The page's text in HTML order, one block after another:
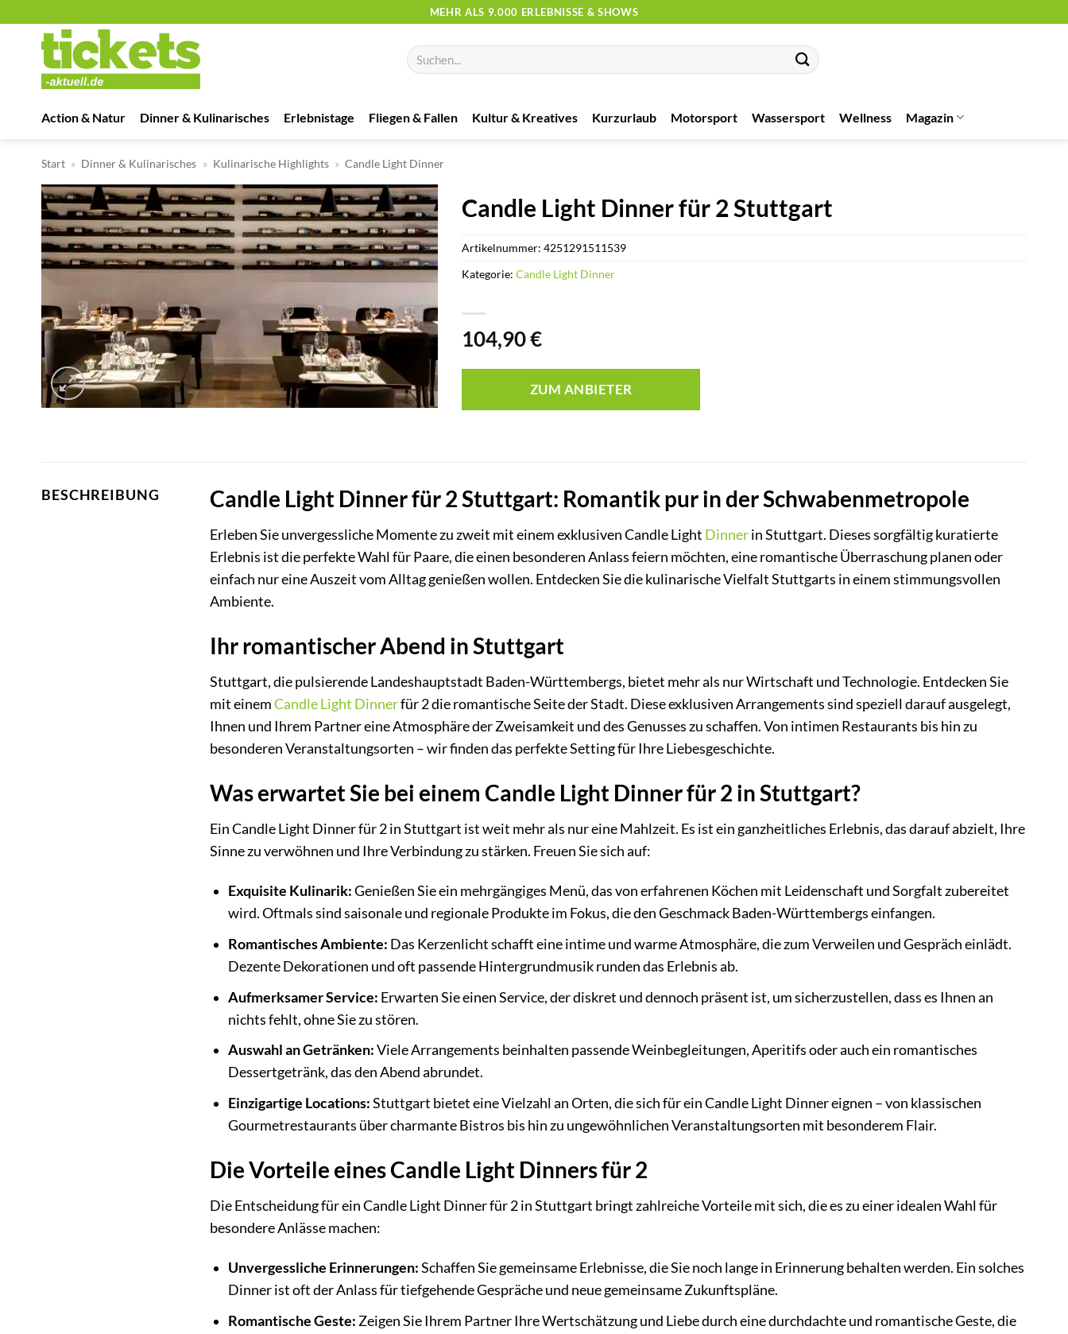
springen
MEHR ALS 9.000 ERLEBNISSE & SHOWS
Suchen
nach:
Action & Natur Dinner & Kulinarisches Erlebnistage Fliegen & Fallen Kultur & Kreatives Kurzurlaub Motorsport Wassersport Wellness Magazin
Start » Dinner & Kulinarisches » Kulinarische Highlights » Candle Light Dinner
Candle Light Dinner für 2 Stuttgart
104,90€
ZUM ANBIETER
Artikelnummer:4251291511539
Kategorie:Candle Light Dinner
BESCHREIBUNG Candle Light Dinner für 2 Stuttgart: Romantik pur in der Schwabenmetropole
Erleben Sie unvergessliche Momente zu zweit mit einem exklusiven Candle Light Dinnerin Stuttgart. Dieses sorgfältig kuratierte
Erlebnis ist die perfekte Wahl für Paare, die einen besonderen Anlass feiern möchten, eine romantische Überraschung planen oder
einfach nur eine Auszeit vom Alltag genießen wollen. Entdecken Sie die kulinarische Vielfalt Stuttgarts in einem stimmungsvollen
Ambiente.
Ihr romantischer Abend in Stuttgart
Stuttgart, die pulsierende Landeshauptstadt Baden-Württembergs, bietet mehr als nur Wirtschaft und Technologie. Entdecken Sie
mit einemCandle Light Dinnerfür 2 die romantische Seite der Stadt. Diese exklusiven Arrangements sind speziell darauf ausgelegt,
Ihnen und Ihrem Partner eine Atmosphäre der Zweisamkeit und des Genusses zu schaffen. Von intimen Restaurants bis hin zu
besonderen Veranstaltungsorten – wir finden das perfekte Setting für Ihre Liebesgeschichte.
Was erwartet Sie bei einem Candle Light Dinner für 2 in Stuttgart?
Ein Candle Light Dinner für 2 in Stuttgart ist weit mehr als nur eine Mahlzeit. Es ist ein ganzheitliches Erlebnis, das darauf abzielt, Ihre
Sinne zu verwöhnen und Ihre Verbindung zu stärken. Freuen Sie sich auf:
Exquisite Kulinarik:Genießen Sie ein mehrgängiges Menü, das von erfahrenen Köchen mit Leidenschaft und Sorgfalt zubereitet
wird. Oftmals sind saisonale und regionale Produkte im Fokus, die den Geschmack Baden-Württembergs einfangen.
Romantisches Ambiente: Das Kerzenlicht schafft eine intime und warme Atmosphäre, die zum Verweilen und Gespräch einlädt.
Dezente Dekorationen und oft passende Hintergrundmusik runden das Erlebnis ab.
Aufmerksamer Service: Erwarten Sie einen Service, der diskret und dennoch präsent ist, um sicherzustellen, dass es Ihnen an
nichts fehlt, ohne Sie zu stören.
Auswahl an Getränken:Viele Arrangements beinhalten passende Weinbegleitungen, Aperitifs oder auch ein romantisches
Dessertgetränk, das den Abend abrundet.
Einzigartige Locations:Stuttgart bietet eine Vielzahl an Orten, die sich für ein Candle Light Dinner eignen – von klassischen
Gourmetrestaurants über charmante Bistros bis hin zu ungewöhnlichen Veranstaltungsorten mit besonderem Flair.
Die Vorteile eines Candle Light Dinners für 2
Die Entscheidung für ein Candle Light Dinner für 2 in Stuttgart bringt zahlreiche Vorteile mit sich, die es zu einer idealen Wahl für
besondere Anlässe machen:
Unvergessliche Erinnerungen:Schaffen Sie gemeinsame Erlebnisse, die Sie noch lange in Erinnerung behalten werden. Ein solches
Dinner ist oft der Anlass für tiefgehende Gespräche und neue gemeinsame Zukunftspläne.
Romantische Geste: Zeigen Sie Ihrem Partner Ihre Wertschätzung und Liebe durch eine durchdachte und romantische Geste, die